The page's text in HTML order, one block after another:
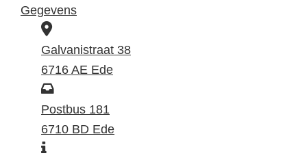
Gegevens
B
e
z
o
e
k
Galvanistraat 38
6716 AE Ede
P
o
s
Postbus 181
6710 BD Ede
I